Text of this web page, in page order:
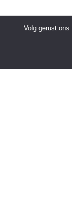
Volg gerust ons